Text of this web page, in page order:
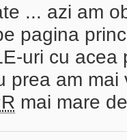
... azi am
pagina
uri cu
prea am
mai mare